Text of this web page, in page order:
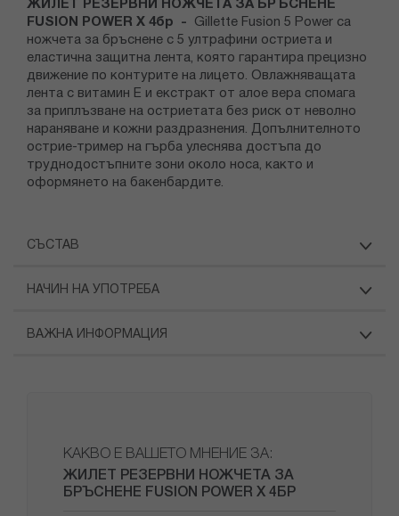
ЖИЛЕТ РЕЗЕРВНИ НОЖЧЕТА ЗА БРЪСНЕНЕ
FUSION POWER X 4бр - Gillette Fusion 5 Power са
ножчета за бръснене с 5 ултрафини остриета и
еластична защитна лента, която гарантира прецизно
движение по контурите на лицето. Овлажняващата
лента с витамин Е и екстракт от алое вера спомага
за приплъзване на остриетата без риск от неволно
нараняване и кожни раздразнения. Допълнителното
острие-тример на гърба улеснява достъпа до
труднодостъпните зони около носа, както и
оформянето на бакенбардите.
СЪСТАВ
НАЧИН НА УПОТРЕБА
ВАЖНА ИНФОРМАЦИЯ
КАКВО Е ВАШЕТО МНЕНИЕ ЗА:
ЖИЛЕТ РЕЗЕРВНИ НОЖЧЕТА ЗА
БРЪСНЕНЕ FUSION POWER X 4БР